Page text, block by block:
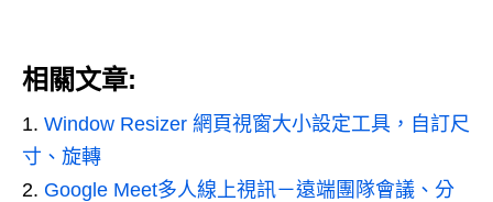
相關文章:
Window Resizer 網頁視窗大小設定工具，自訂尺
寸、旋轉
Google Meet多人線上視訊－遠端團隊會議、分